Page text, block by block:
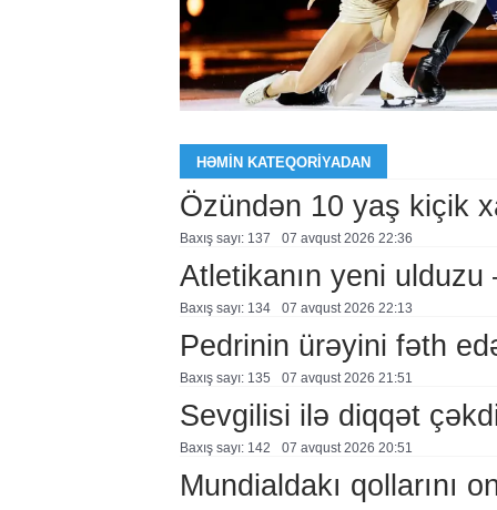
HƏMIN KATEQORIYADAN
Özündən 10 yaş kiçik
Baxış sayı: 137 07 avqust 2026 22:36
Atletikanın yeni ulduzu
Baxış sayı: 134 07 avqust 2026 22:13
Pedrinin ürəyini fəth
Baxış sayı: 135 07 avqust 2026 21:51
Sevgilisi ilə diqqət
Baxış sayı: 142 07 avqust 2026 20:51
Mundialdakı qollarını